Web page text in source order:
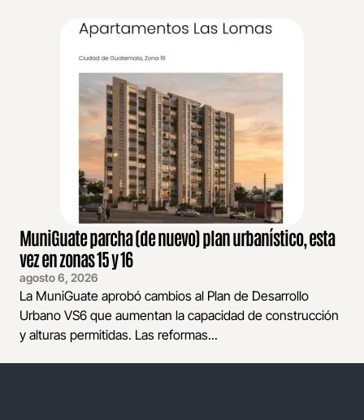
MuniGuate parcha (de nuevo) plan urbanístico, esta
vez en zonas 15 y 16
agosto 6, 2026
La MuniGuate aprobó cambios al Plan de Desarrollo
Urbano VS6 que aumentan la capacidad de construcción
y alturas permitidas. Las reformas...